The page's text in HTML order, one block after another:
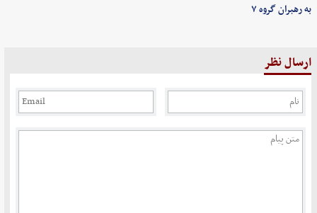
به رهبران گروه ۷
ارسال نظر